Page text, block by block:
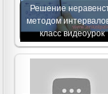
Решение
методом
класс видеоурок